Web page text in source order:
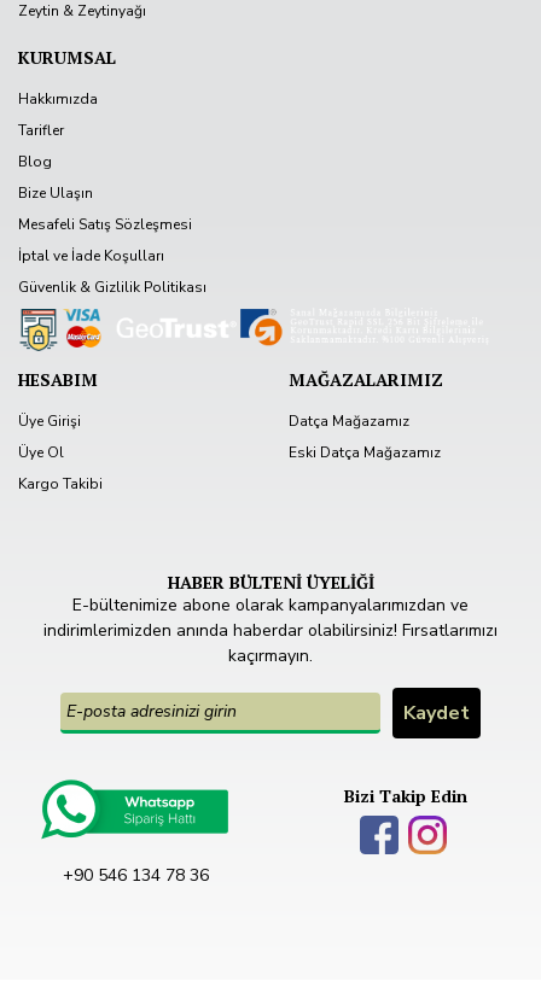
Zeytin & Zeytinyağı
KURUMSAL
Hakkımızda
Tarifler
Blog
Bize Ulaşın
Mesafeli Satış Sözleşmesi
İptal ve İade Koşulları
Güvenlik & Gizlilik Politikası
HESABIM
Üye Girişi
Üye Ol
Kargo Takibi
MAĞAZALARIMIZ
Datça Mağazamız
Eski Datça Mağazamız
HABER BÜLTENİ ÜYELİĞİ
E-bültenimize abone olarak kampanyalarımızdan ve
indirimlerimizden anında haberdar olabilirsiniz! Fırsatlarımızı
kaçırmayın.
+90 546 134 78 36
Bizi Takip Edin